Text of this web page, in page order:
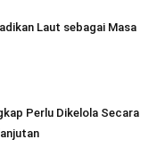
Laut sebagai Masa
Perlu Dikelola Secara